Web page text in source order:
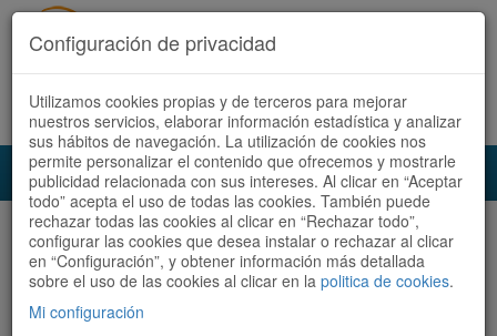
Accedeix Registra't ara Español Català
Audioruta Totes les rutes
Totes les rutes Ordenar per: Més recents / Dificultat
Configuración de privacidad
Utilizamos cookies propias y de terceros para mejorar
nuestros servicios, elaborar información estadística y analizar
sus hábitos de navegación. La utilización de cookies nos
permite personalizar el contenido que ofrecemos y mostrarle
publicidad relacionada con sus intereses. Al clicar en “Aceptar
todo” acepta el uso de todas las cookies. También puede
rechazar todas las cookies al clicar en “Rechazar todo”,
configurar las cookies que desea instalar o rechazar al clicar
en “Configuración”, y obtener información más detallada
sobre el uso de las cookies al clicar en la politica de cookies.
Mi configuración